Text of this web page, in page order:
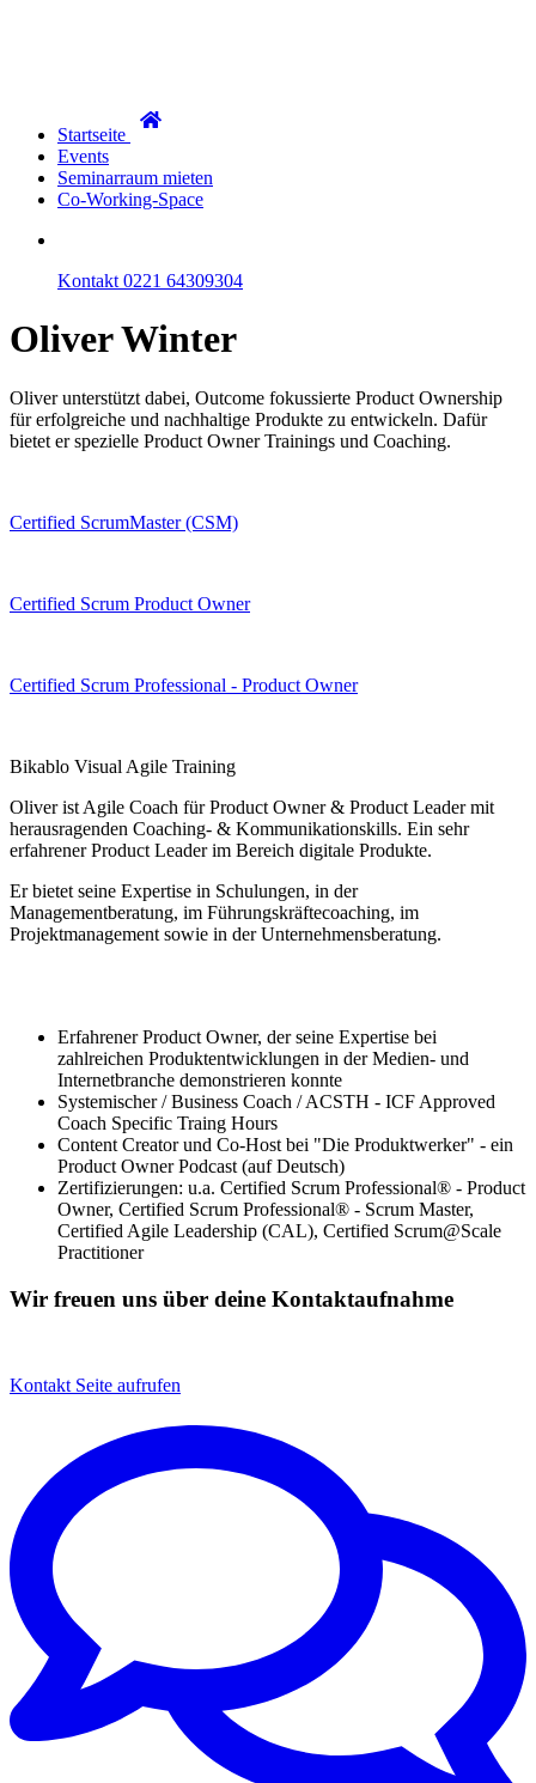
Startseite
Events
Seminarraum mieten
Co-Working-Space
Kontakt 0221 64309304
OliverWinter
Oliver unterstützt dabei, Outcome fokussierte Product Ownership
für erfolgreiche und nachhaltige Produkte zu entwickeln. Dafür
bietet er spezielle Product Owner Trainings und Coaching.
Certified ScrumMaster (CSM)
Certified Scrum Product Owner
Certified Scrum Professional - Product Owner
Bikablo Visual Agile Training
Oliver ist Agile Coach für Product Owner & Product Leader mit
herausragenden Coaching- & Kommunikationskills. Ein sehr
erfahrener Product Leader im Bereich digitale Produkte.
Er bietet seine Expertise in Schulungen, in der
Managementberatung, im Führungskräftecoaching, im
Projektmanagement sowie in der Unternehmensberatung.
Erfahrener Product Owner, der seine Expertise bei
zahlreichen Produktentwicklungen in der Medien- und
Internetbranche demonstrieren konnte
Systemischer / Business Coach / ACSTH - ICF Approved
Coach Specific Traing Hours
Content Creator und Co-Host bei "Die Produktwerker" - ein
Product Owner Podcast (auf Deutsch)
Zertifizierungen: u.a. Certified Scrum Professional® - Product
Owner, Certified Scrum Professional® - Scrum Master,
Certified Agile Leadership (CAL), Certified Scrum@Scale
Practitioner
Wir freuen uns über deine Kontaktaufnahme
Kontakt Seite aufrufen